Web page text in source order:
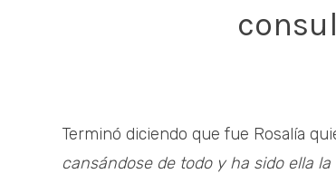
Terminó diciendo que fue Rosalía
cansándose de todo y ha sido ella